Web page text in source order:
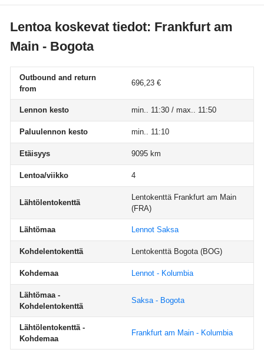
Lentoa koskevat tiedot: Frankfurt am
Main - Bogota
Outbound and return
from
696,23 €
Lennon kesto min.. 11:30 / max.. 11:50
Paluulennon kesto min.. 11:10
Etäisyys 9095 km
Lentoa/viikko 4
Lähtölentokenttä
Lentokenttä Frankfurt am Main
(FRA)
Lähtömaa Lennot Saksa
Kohdelentokenttä Lentokenttä Bogota(BOG)
Kohdemaa Lennot - Kolumbia
Lähtömaa -
Kohdelentokenttä
Saksa - Bogota
Lähtölentokenttä -
Kohdemaa
Frankfurt am Main - Kolumbia